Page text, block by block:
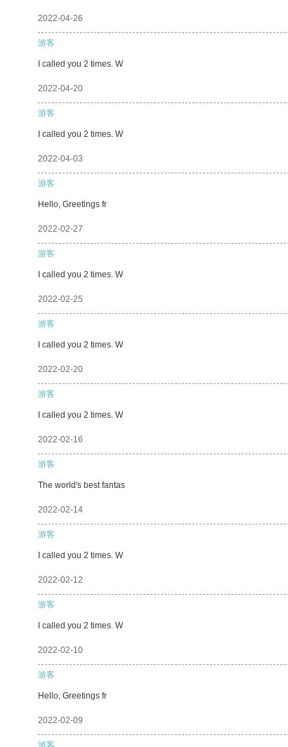
2022-04-26
游客
I called you 2 times. W
2022-04-20
游客
I called you 2 times. W
2022-04-03
游客
Hello, Greetings fr
2022-02-27
游客
I called you 2 times. W
2022-02-25
游客
I called you 2 times. W
2022-02-20
游客
I called you 2 times. W
2022-02-16
游客
The world's best fantas
2022-02-14
游客
I called you 2 times. W
2022-02-12
游客
I called you 2 times. W
2022-02-10
游客
Hello, Greetings fr
2022-02-09
游客